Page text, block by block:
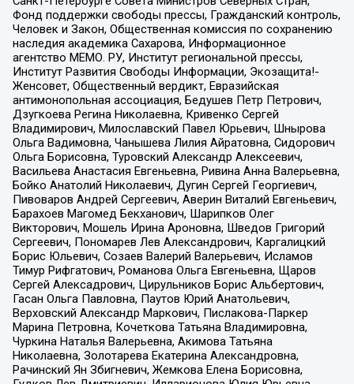
Фонд поддержки свободы прессы, Гражданский контроль,
Человек и Закон, Общественная комиссия по сохранению
наследия академика Сахарова, Информационное
агентство МЕМО. РУ, Институт региональной прессы,
Институт Развития Свободы Информации, Экозащита!-
Женсовет, Общественный вердикт, Евразийская
антимонопольная ассоциация, Бедушев Петр Петрович,
Дзугкоева Регина Николаевна, Кривенко Сергей
Владимирович, Милославский Павел Юрьевич, Шнырова
Ольга Вадимовна, Чанышева Лилия Айратовна, Сидорович
Ольга Борисовна, Туровский Александр Алексеевич,
Васильева Анастасия Евгеньевна, Ривина Анна Валерьевна,
Бойко Анатолий Николаевич, Дугин Сергей Георгиевич,
Пивоваров Андрей Сергеевич, Аверин Виталий Евгеньевич,
Барахоев Магомед Бекханович, Шарипков Олег
Викторович, Мошель Ирина Ароновна, Шведов Григорий
Сергеевич, Пономарев Лев Александрович, Каргалицкий
Борис Юльевич, Созаев Валерий Валерьевич, Исламов
Тимур Рифгатович, Романова Ольга Евгеньевна, Щаров
Сергей Алексадрович, Цирульников Борис Альбертович,
Гасан Ольга Павловна, Паутов Юрий Анатольевич,
Верховский Александр Маркович, Пислакова-Паркер
Марина Петровна, Кочеткова Татьяна Владимировна,
Чуркина Наталья Валерьевна, Акимова Татьяна
Николаевна, Золотарева Екатерина Александровна,
Рачинский Ян Збигневич, Жемкова Елена Борисовна,